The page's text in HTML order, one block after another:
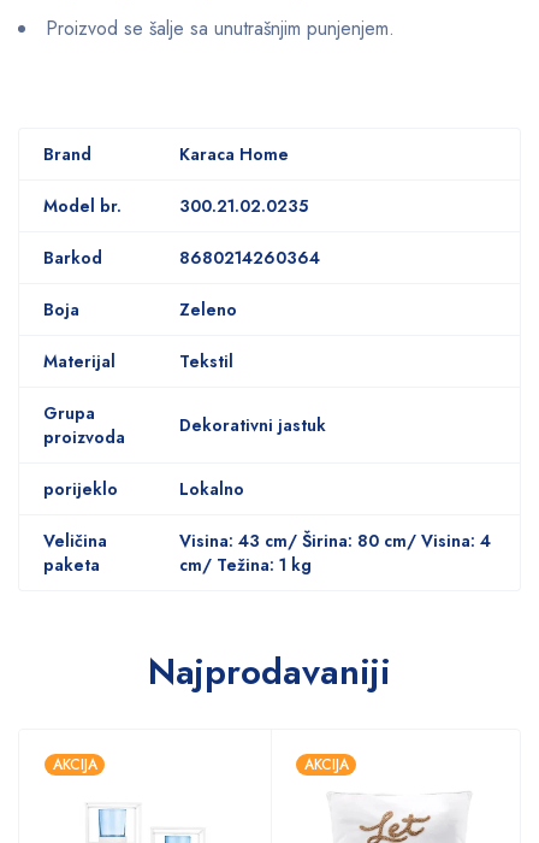
Proizvod se šalje sa unutrašnjim punjenjem.
Brand Karaca Home
Model br. 300.21.02.0235
Barkod 8680214260364
Boja Zeleno
Materijal Tekstil
Grupa
proizvoda
Dekorativni jastuk
porijeklo Lokalno
Veličina
paketa
Visina: 43 cm/ Širina: 80 cm/ Visina: 4
cm/ Težina: 1 kg
Najprodavaniji
AKCIJA AKCIJA